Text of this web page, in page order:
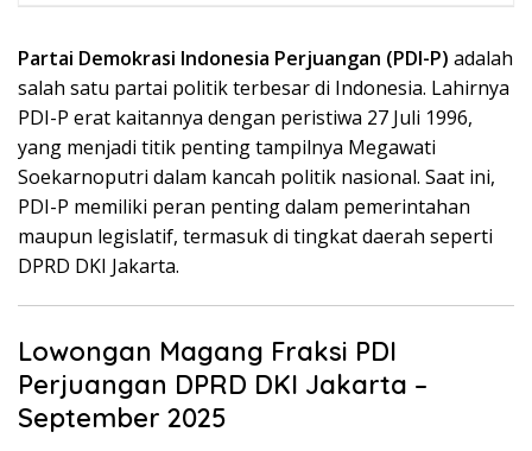
Partai Demokrasi Indonesia Perjuangan (PDI-P) adalah
salah satu partai politik terbesar di Indonesia. Lahirnya
PDI-P erat kaitannya dengan peristiwa 27 Juli 1996,
yang menjadi titik penting tampilnya Megawati
Soekarnoputri dalam kancah politik nasional. Saat ini,
PDI-P memiliki peran penting dalam pemerintahan
maupun legislatif, termasuk di tingkat daerah seperti
DPRD DKI Jakarta.
Lowongan Magang Fraksi PDI
Perjuangan DPRD DKI Jakarta –
September 2025